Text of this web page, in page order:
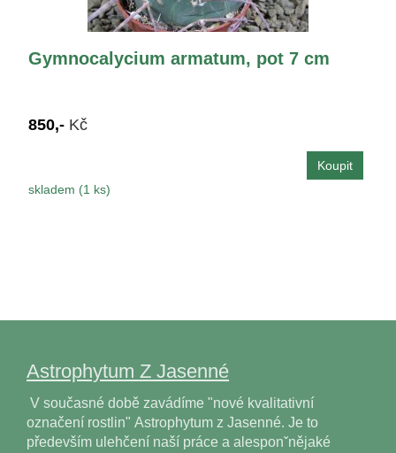
Gymnocalycium armatum, pot 7 cm
850,- Kč
skladem (1 ks)
Astrophytum Z Jasenné
V současné době zavádíme "nové kvalitativní
označení rostlin" Astrophytum z Jasenné. Je to
především ulehčení naší práce a alesponˇnějaké